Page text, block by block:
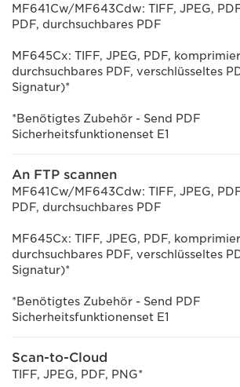
MF641Cw/MF643Cdw: TIFF, JPEG,
PDF, durchsuchbares PDF
MF645Cx: TIFF, JPEG, PDF,
durchsuchbares PDF, verschlüsseltes
Signatur)*
*Benötigtes Zubehör - Send PDF
Sicherheitsfunktionenset E1
An FTP scannen
MF641Cw/MF643Cdw: TIFF, JPEG,
PDF, durchsuchbares PDF
MF645Cx: TIFF, JPEG, PDF,
durchsuchbares PDF, verschlüsseltes
Signatur)*
*Benötigtes Zubehör - Send PDF
Sicherheitsfunktionenset E1
Scan-to-Cloud
TIFF, JPEG, PDF, PNG*